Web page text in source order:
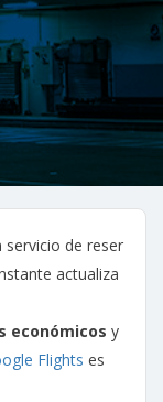
de reser
actualiza
económicos y
Flights es